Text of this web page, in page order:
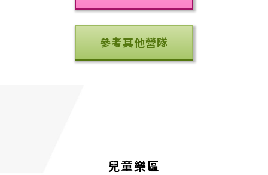
參考其他營隊
兒童樂區